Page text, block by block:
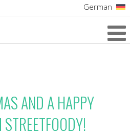
German
AND A HAPPY